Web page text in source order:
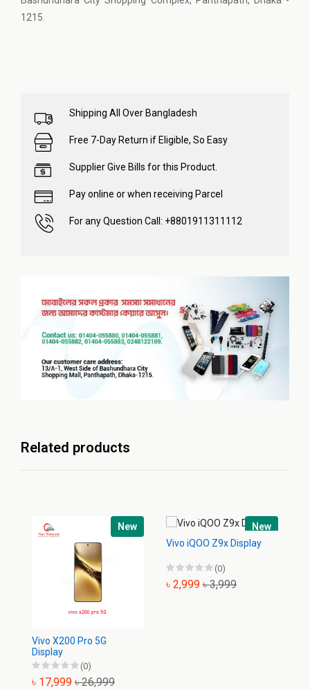
1215.
Shipping All Over Bangladesh
Free 7-Day Return if Eligible, So Easy
Supplier Give Bills for this Product.
Pay online or when receiving Parcel
For any Question Call: +8801911311112
Related products
New
Vivo X200 Pro 5G
Display
(0)
৳ 17,999 ৳ 26,999
New
Vivo iQOO Z9x Display
(0)
৳ 2,999 ৳ 3,999